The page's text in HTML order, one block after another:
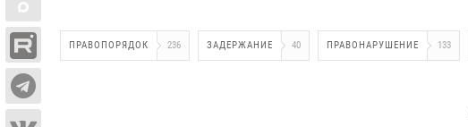
ПРАВОПОРЯДОК 236 ЗАДЕРЖАНИЕ 40 ПРАВОНАРУШЕНИЕ 133